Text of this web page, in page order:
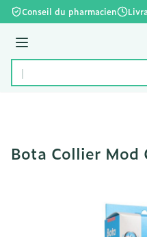
Aller au contenu
Conseil du pharmacien
Menu
Rechercher
Bota Collier Mod